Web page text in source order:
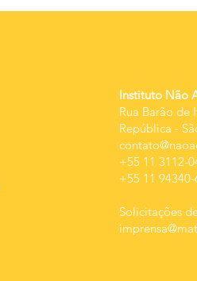
Instituto Não
Rua Barão de
República -
+55 11 3112-
+55 11
Solicitações